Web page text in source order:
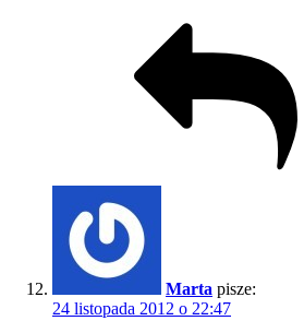
Marta pisze:
24 listopada 2012 o 22:47